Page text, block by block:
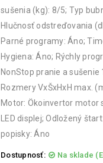
sušenia (kg): 8/5; Typ
Hlučnosť odstreďovania
Parné programy: Áno;
Hygiena: Áno; Rýchly
NonStop pranie a
Rozmery VxŠxHxH max.
Motor: Ökoinvertor motor
LED displej; Odložený
popisky: Áno
Dostupnosť: Na sklade